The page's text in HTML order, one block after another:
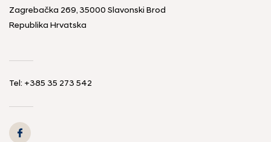
Zagrebačka 269, 35000 Slavonski Brod
Republika Hrvatska
Tel: +385 35 273 542